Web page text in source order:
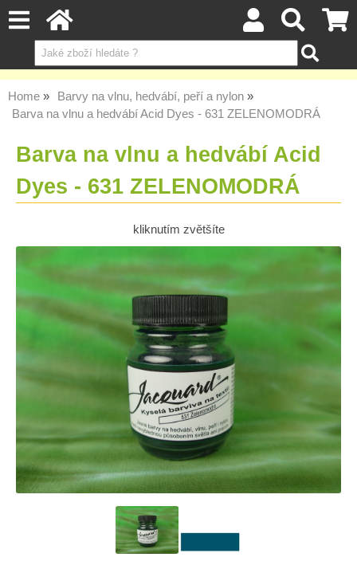
Home
Barvy na vlnu, hedvábí, peří a nylon
Barva na vlnu a hedvábí Acid Dyes - 631 ZELENOMODRÁ
Barva na vlnu a hedvábí Acid
Dyes - 631 ZELENOMODRÁ
kliknutím zvětšíte